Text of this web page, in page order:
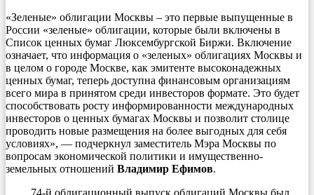
«Зеленые» облигации Москвы – это первые выпущенные в
России «зеленые» облигации, которые были включены в
Список ценных бумаг Люксембургской Биржи. Включение
означает, что информация о «зеленых» облигациях Москвы и
в целом о городе Москве, как эмитенте высоконадежных
ценных бумаг, теперь доступна финансовым организациям
всего мира в принятом среди инвесторов формате. Это будет
способствовать росту информированности международных
инвесторов о ценных бумагах Москвы и позволит столице
проводить новые размещения на более выгодных для себя
условиях», — подчеркнул заместитель Мэра Москвы по
вопросам экономической политики и имущественно-
земельных отношений Владимир Ефимов.
74-й облигационный выпуск облигаций Москвы был